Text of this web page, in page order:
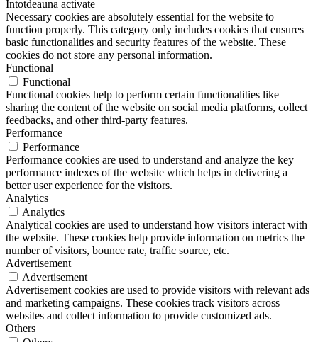
Întotdeauna activate
Necessary cookies are absolutely essential for the website to
function properly. This category only includes cookies that ensures
basic functionalities and security features of the website. These
cookies do not store any personal information.
Functional
Functional
Functional cookies help to perform certain functionalities like
sharing the content of the website on social media platforms, collect
feedbacks, and other third-party features.
Performance
Performance
Performance cookies are used to understand and analyze the key
performance indexes of the website which helps in delivering a
better user experience for the visitors.
Analytics
Analytics
Analytical cookies are used to understand how visitors interact with
the website. These cookies help provide information on metrics the
number of visitors, bounce rate, traffic source, etc.
Advertisement
Advertisement
Advertisement cookies are used to provide visitors with relevant ads
and marketing campaigns. These cookies track visitors across
websites and collect information to provide customized ads.
Others